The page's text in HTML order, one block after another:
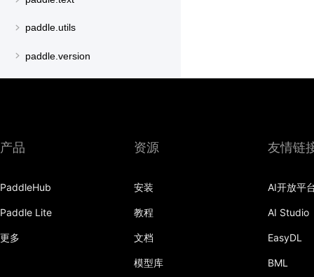
paddle.utils
paddle.version
产品
PaddleHub
Paddle Lite
更多
资源
安装
教程
文档
模型库
友情链
AI开放平
AI Studio
EasyDL
BML